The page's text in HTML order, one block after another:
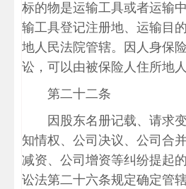
标的物是运输工具或者运输
输工具登记注册地、运输目
地人民法院管辖。因人身保
讼，可以由被保险人住所地
第二十二条
因股东名册记载、请求
知情权、公司决议、公司合
减资、公司增资等纠纷提起
讼法第二十六条规定确定管辖